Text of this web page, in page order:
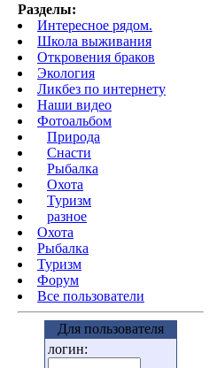
Разделы:
Интересное рядом.
Школа выживания
Откровения браков
Экология
Ликбез по интернету
Наши видео
Фотоальбом
Природа
Cнасти
Рыбалка
Охота
Туризм
разное
Охота
Pыбалка
Туризм
Форум
Все пользователи
Для пользователя
логин: